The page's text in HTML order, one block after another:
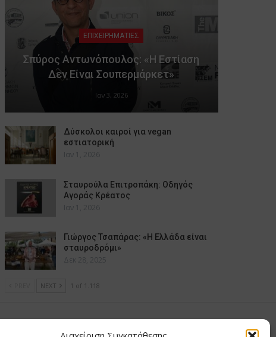
ΕΠΙΧΕΙΡΗΜΑΤΙΕΣ
Σπύρος Αντωνόπουλος: «Η Εστίαση
Δεν Είναι Σουπερμάρκετ»
Ιαν 3, 2026
Δύσκολοι καιροί για vegan
εστιατορική
Ιαν 1, 2026
Σταυρούλα Επιτροπάκη: Οδηγός
Αγοράς Κρέατος
Ιαν 1, 2026
Γιώργος Τσαπάρας: «Η Ελλάδα είναι
σταυροδρόμι»
Δεκ 28, 2025
NEXT 1 of 1.118